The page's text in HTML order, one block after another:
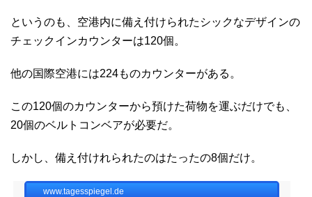
というのも、空港内に備え付けられたシックなデザインの
チェックインカウンターは120個。
他の国際空港には224ものカウンターがある。
この120個のカウンターから預けた荷物を運ぶだけでも、
20個のベルトコンベアが必要だ。
しかし、備え付けれられたのはたったの8個だけ。
www.tagesspiegel.de